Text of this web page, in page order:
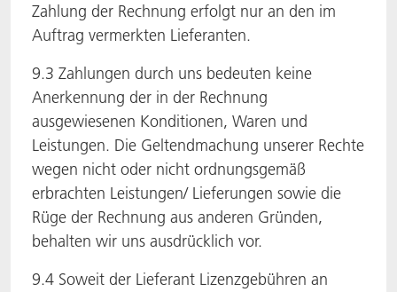
Zahlung der Rechnung erfolgt nur an den im
Auftrag vermerkten Lieferanten.
9.3 Zahlungen durch uns bedeuten keine
Anerkennung der in der Rechnung
ausgewiesenen Konditionen, Waren und
Leistungen. Die Geltendmachung unserer Rechte
wegen nicht oder nicht ordnungsgemäß
erbrachten Leistungen/ Lieferungen sowie die
Rüge der Rechnung aus anderen Gründen,
behalten wir uns ausdrücklich vor.
9.4 Soweit der Lieferant Lizenzgebühren an